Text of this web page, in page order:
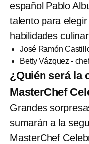
español Pablo
talento para
habilidades
José Ramón
Betty Vázquez - chef
¿Quién será la
MasterChef
Grandes
sumarán a la
MasterChef